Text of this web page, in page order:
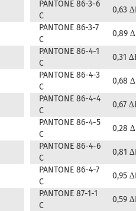
PANTONE 86-3-6
C
0,63
PANTONE 86-3-7
C
0,89
PANTONE 86-4-1
C
0,31
PANTONE 86-4-3
C
0,68
PANTONE 86-4-4
C
0,67
PANTONE 86-4-5
C
0,28
PANTONE 86-4-6
C
0,81
PANTONE 86-4-7
C
0,95
PANTONE 87-1-1
C
0,59